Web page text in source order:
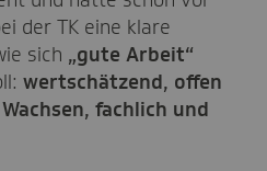
der TK eine klare
sich „gute Arbeit“
wertschätzend, offen
fachlich und